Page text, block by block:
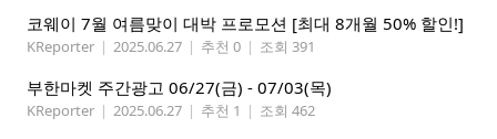
코웨이 7월 여름맞이 대박 프로모션 [최대 8개월 50% 할인!]
KReporter | 2025.06.27 | 추천 0 | 조회 391
부한마켓 주간광고 06/27(금) - 07/03(목)
KReporter | 2025.06.27 | 추천 1 | 조회 462